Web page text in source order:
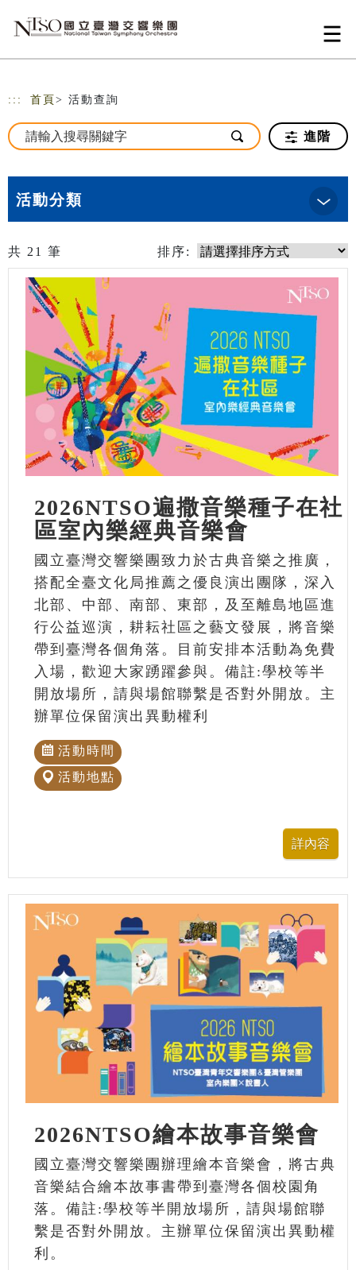
::: 首頁 > 活動查詢
進階
活動分類
共 21 筆 排序:
2026NTSO遍撒音樂種子在社
區室內樂經典音樂會
國立臺灣交響樂團致力於古典音樂之推廣，
搭配全臺文化局推薦之優良演出團隊，深入
北部、中部、南部、東部，及至離島地區進
行公益巡演，耕耘社區之藝文發展，將音樂
帶到臺灣各個角落。目前安排本活動為免費
入場，歡迎大家踴躍參與。備註:學校等半
開放場所，請與場館聯繫是否對外開放。主
辦單位保留演出異動權利
活動時間
活動地點
2026NTSO繪本故事音樂會
國立臺灣交響樂團辦理繪本音樂會，將古典
音樂結合繪本故事書帶到臺灣各個校園角
落。備註:學校等半開放場所，請與場館聯
繫是否對外開放。主辦單位保留演出異動權
利。